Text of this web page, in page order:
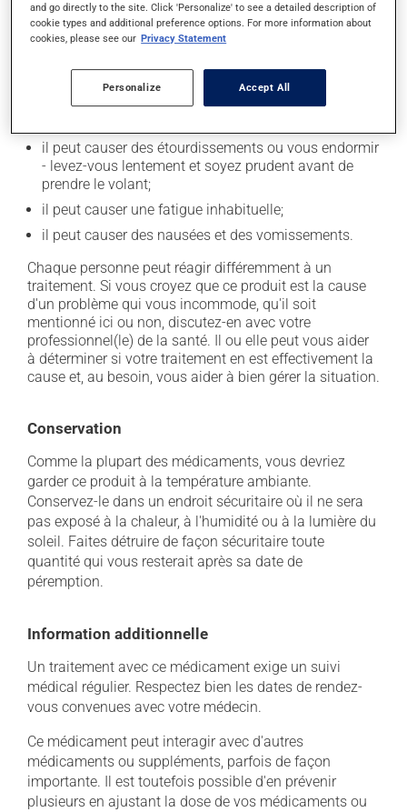
Effets indésirables
En plus de ses effets recherchés, ce produit peut à
l'occasion entraîner certains effets indésirables (effets
secondaires), notamment :
il peut causer des étourdissements ou vous endormir
- levez-vous lentement et soyez prudent avant de
prendre le volant;
il peut causer une fatigue inhabituelle;
il peut causer des nausées et des vomissements.
Chaque personne peut réagir différemment à un
traitement. Si vous croyez que ce produit est la cause
d'un problème qui vous incommode, qu'il soit
mentionné ici ou non, discutez-en avec votre
professionnel(le) de la santé. Il ou elle peut vous aider
à déterminer si votre traitement en est effectivement la
cause et, au besoin, vous aider à bien gérer la situation.
Conservation
Comme la plupart des médicaments, vous devriez
garder ce produit à la température ambiante.
Conservez-le dans un endroit sécuritaire où il ne sera
pas exposé à la chaleur, à l'humidité ou à la lumière du
soleil. Faites détruire de façon sécuritaire toute
quantité qui vous resterait après sa date de
péremption.
Information additionnelle
Un traitement avec ce médicament exige un suivi
médical régulier. Respectez bien les dates de rendez-
vous convenues avec votre médecin.
Ce médicament peut interagir avec d'autres
médicaments ou suppléments, parfois de façon
importante. Il est toutefois possible d'en prévenir
plusieurs en ajustant la dose de vos médicaments ou
and go directly to the site. Click 'Personalize' to see a detailed description of
cookie types and additional preference options. For more information about
cookies, please see our Privacy Statement
Personalize Accept All